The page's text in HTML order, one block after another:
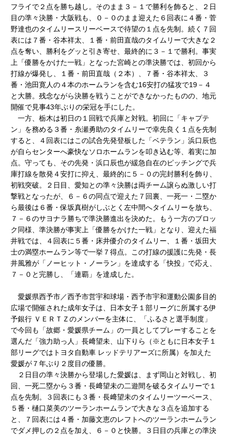
フライで２点を勝ち越し。そのまま３－１で勝利を飾ると、２日
目の準々決勝・大阪戦も、０－０のまま迎えた６回表に４番・菅
野達也のタイムリースリーベースで待望の１点を先制。続く７回
表には７番・谷本祥太、１番・前田直哉のタイムリーで大きな２
点を奪い、勝利をグッと引き寄せ、最終的に３－１で勝利。事実
上「優勝をかけた一戦」となった宮崎との準決勝では、初回から
打線が爆発し、１番・前田直哉（２本）、７番・谷本祥太、３
番・池田寛人の４本のホームランを含む16安打の猛攻で19－４
と大勝。残念ながら決勝を戦うことができなかったものの、地元
開催で見事43年ぶりの栄冠を手にした。
一方、栃木は初日の１回戦で兵庫と対戦。初回に「キャプテ
ン」を務める３番・糸瀬勇助のタイムリーで幸先良く１点を先制
すると、４回表にはこの試合先発登板した「ベテラン」浜口辰也
が自らセンターへ豪快なソロホームランを叩き込む等、着実に加
点。守っても、その先発・浜口辰也が緩急自在のピッチングで兵
庫打線を散発４安打に抑え、最終的に５－０の完封勝利を飾り、
初戦突破。２日目、愛知との準々決勝は両チーム譲らぬ激しい打
撃戦となったが、６－６の同点で迎えた７回裏、一死一・二塁か
ら最後は６番・保坂真樹がしぶとく左中間へタイムリーを放ち、
７－６のサヨナラ勝ちで準決勝進出を決めた。もう一方のブロッ
ク同様、準決勝が事実上「優勝をかけた一戦」となり、迎えた福
井戦では、４回表に５番・床井優介のタイムリー、１番・坂田大
士の満塁ホームラン等で一挙７得点。この打線の援護に先発・長
井風雅が「ノーヒット・ノーラン」を達成する「快投」で応え、
７－０と完勝し、「連覇」を達成した。
愛媛県西予市／西予市営宇和球場・西予市宇和運動公園多目的
広場で開催された成年女子は、日本女子１部リーグに所属する伊
予銀行 ＶＥＲＴＺのメンバーを主体に、「ふるさと選手制度」
で今回も「故郷・愛媛県チーム」の一員としてプレーすることを
選んだ「強力助っ人」長﨑望未、山下りら（※ともに日本女子１
部リーグではトヨタ自動車 レッドテリアーズに所属）を加えた
愛媛が７年ぶり２度目の優勝。
２日目の準々決勝から登場した愛媛は、まず岡山と対戦し、初
回、一死二塁から３番・長﨑望未の二遊間を破るタイムリーで１
点を先制。３回表にも３番・長﨑望未のタイムリーツーベース、
５番・樋口菜美のツーランホームランで大きな３点を追加する
と、７回表には４番・加藤文恵のレフトへのツーランホームラン
でダメ押しの２点を加え、６－０と快勝。３日目の兵庫との準決